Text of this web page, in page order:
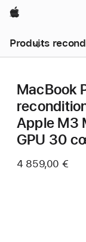
Apple
Produits
MacBook
Apple M3
GPU 30
4 859,00 €